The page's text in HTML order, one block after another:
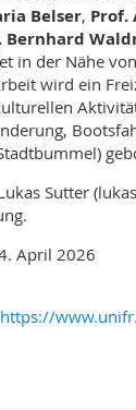
Belser, Prof.
Bernhard
in der Nähe
wird ein
Sutter
April 2026
https://